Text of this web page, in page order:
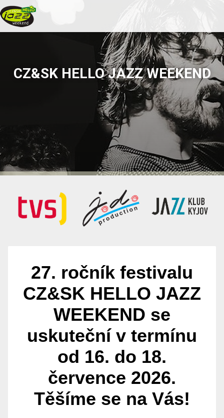
CZ&SK HELLO JAZZ WEEKEND
27. ročník festivalu
CZ&SK HELLO JAZZ
WEEKEND se
uskuteční v termínu
od 16. do 18.
července 2026.
Těšíme se na Vás!